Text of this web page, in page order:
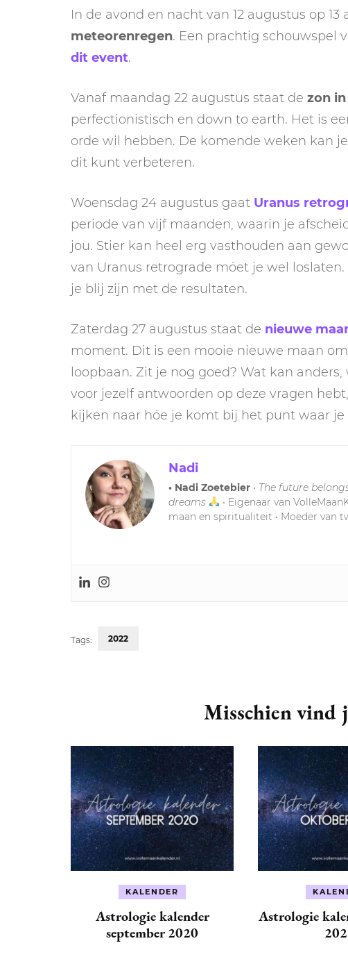
In de avond en nacht van 12 augustus op
meteorenregen. Een prachtig schouwspel
dit event.
Vanaf maandag 22 augustus staat de zon in
perfectionistisch en down to earth. Het is
orde wil hebben. De komende weken kan
dit kunt verbeteren.
Woensdag 24 augustus gaat Uranus
periode van vijf maanden, waarin je
jou. Stier kan heel erg vasthouden aan
van Uranus retrograde móet je wel
je blij zijn met de resultaten.
Zaterdag 27 augustus staat de nieuwe
moment. Dit is een mooie nieuwe maan
loopbaan. Zit je nog goed? Wat kan
voor jezelf antwoorden op deze vragen
kijken naar hóe je komt bij het punt waar je
Nadi
• Nadi Zoetebier • The future
dreams
• Eigenaar van
maan en spiritualiteit • Moeder van
Tags: 2022
Misschien vind
KALENDER
Astrologie kalender
september 2020
Astrologie